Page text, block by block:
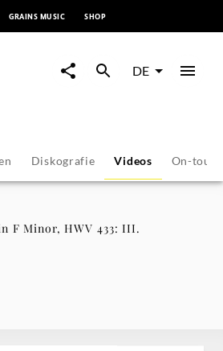
GRAINS MUSIC SHOP
DE
Diskografie Videos On-tour
F Minor, HWV 433: III.